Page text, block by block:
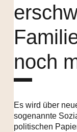
noch
Es wird über
sogenannte
politischen